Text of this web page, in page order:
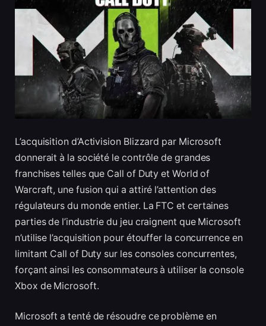
L’acquisition d’Activision Blizzard par Microsoft
donnerait à la société le contrôle de grandes
franchises telles que Call of Duty et World of
Warcraft, une fusion qui a attiré l’attention des
régulateurs du monde entier. La FTC et certaines
parties de l’industrie du jeu craignent que Microsoft
n’utilise l’acquisition pour étouffer la concurrence en
limitant Call of Duty sur les consoles concurrentes,
forçant ainsi les consommateurs à utiliser la console
Xbox de Microsoft.
Microsoft a tenté de résoudre ce problème en